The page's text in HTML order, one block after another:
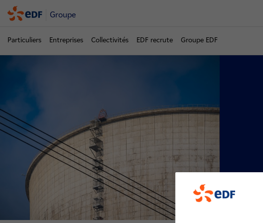
Groupe
Particuliers Entreprises Collectivités EDF recrute Groupe EDF